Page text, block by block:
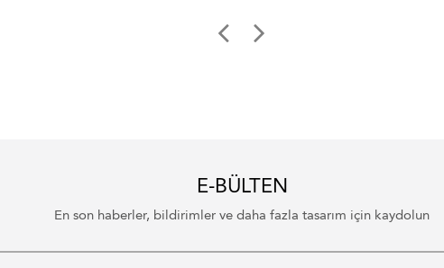
E-BÜLTEN
En son haberler, bildirimler ve daha fazla tasarım için kaydolun